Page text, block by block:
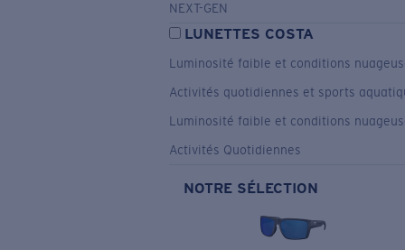
NEXT-GEN
LUNETTES COSTA
Luminosité faible et conditions
Activités quotidiennes et sports
Luminosité faible et conditions
Activités Quotidiennes
NOTRE SÉLECTION